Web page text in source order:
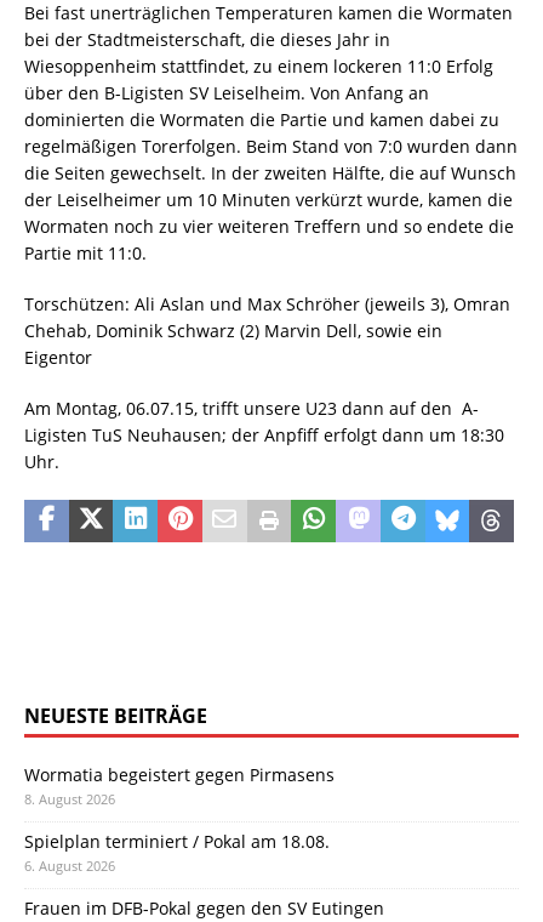
Bei fast unerträglichen Temperaturen kamen die Wormaten
bei der Stadtmeisterschaft, die dieses Jahr in
Wiesoppenheim stattfindet, zu einem lockeren 11:0 Erfolg
über den B-Ligisten SV Leiselheim. Von Anfang an
dominierten die Wormaten die Partie und kamen dabei zu
regelmäßigen Torerfolgen. Beim Stand von 7:0 wurden dann
die Seiten gewechselt. In der zweiten Hälfte, die auf Wunsch
der Leiselheimer um 10 Minuten verkürzt wurde, kamen die
Wormaten noch zu vier weiteren Treffern und so endete die
Partie mit 11:0.
Torschützen: Ali Aslan und Max Schröher (jeweils 3), Omran
Chehab, Dominik Schwarz (2) Marvin Dell, sowie ein
Eigentor
Am Montag, 06.07.15, trifft unsere U23 dann auf den A-
Ligisten TuS Neuhausen; der Anpfiff erfolgt dann um 18:30
Uhr.
NEUESTE BEITRÄGE
Wormatia begeistert gegen Pirmasens
8. August 2026
Spielplan terminiert / Pokal am 18.08.
6. August 2026
Frauen im DFB-Pokal gegen den SV Eutingen